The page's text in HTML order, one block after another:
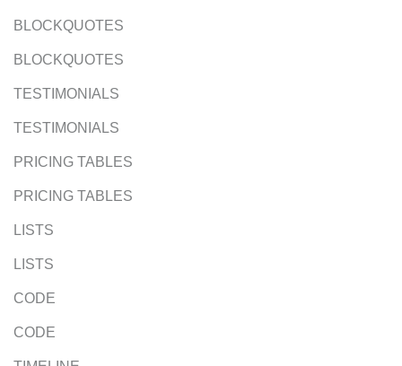
BLOCKQUOTES
BLOCKQUOTES
TESTIMONIALS
TESTIMONIALS
PRICING TABLES
PRICING TABLES
LISTS
LISTS
CODE
CODE